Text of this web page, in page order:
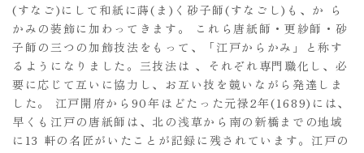
(すなご)にして和紙に蒔(ま)く砂子師(すなごし)も、か ら
かみの装飾に加わってきます。 これら唐紙師・更紗師・砂
子師の三つの加飾技法をもって、「江戸からかみ」と称す
るようになりました。三技法は 、それぞれ専門職化し、必
要に応じて互いに協力し、お互い技を競いながら発達しま
した。 江戸開府から90年ほどたった元禄2年(1689)には、
早くも江戸の唐紙師は、北の浅草から南の新橋までの地域
に13 軒の名匠がいたことが記録に残されています。江戸の